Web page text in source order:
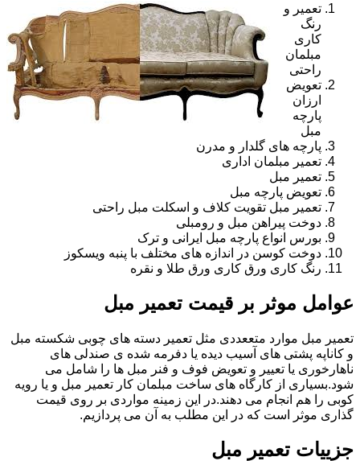
تعمیر و
رنگ
کاری
مبلمان
راحتی
تعویض
ارزان
پارچه
مبل
پارچه های گلدار و مدرن
تعمیر مبلمان اداری
تعمیر مبل
تعویض پارچه مبل
تعمیر مبل تقویت کلاف و اسکلت مبل راحتی
دوخت پیراهن مبل و رومبلی
بورس انواع پارچه مبل ایرانی و ترک
دوخت کوسن در اندازه های مختلف با پنبه ویسکوز
رنگ کاری ورق کاری ورق طلا و نقره
عوامل موثر بر قیمت تعمیر مبل
تعمیر مبل موارد متععددی مثل تعمیر دسته های چوبی شکسته مبل
و کاناپه پشتی های آسیب دیده یا دفرمه شده ی صندلی های
ناهارخوری یا تعییر و تعویض فوف و فنر مبل ها را شامل می
شود.بسیاری از کارگاه های ساخت مبلمان کار تعمیر مبل و یا رویه
کوبی را هم انجام می دهند.در این زمینه مواردی بر روی قیمت
گذاری موثر است که در این مطلب به آن می پردازیم.
جزییات تعمیر مبل